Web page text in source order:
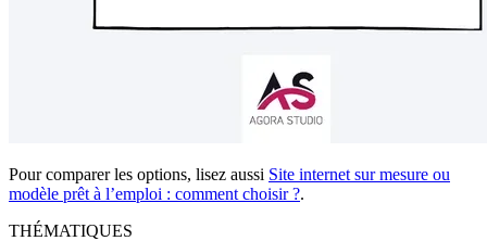
Pour comparer les options, lisez aussi Site internet sur mesure ou
modèle prêt à l’emploi : comment choisir ?.
THÉMATIQUES